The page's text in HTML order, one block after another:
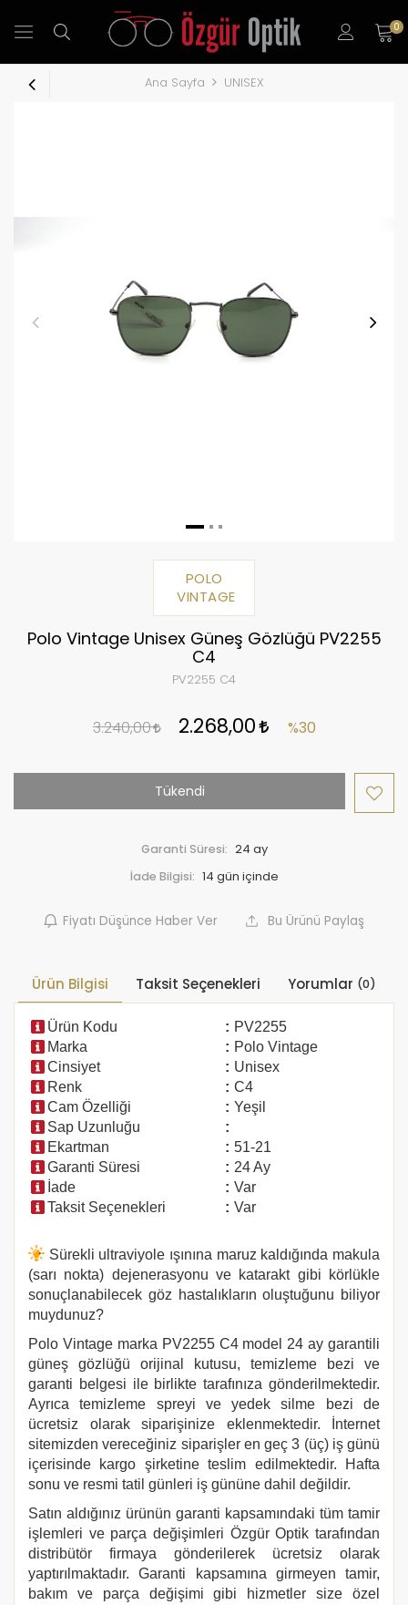
0
Ana Sayfa UNISEX
POLO
VINTAGE
Polo Vintage Unisex Güneş Gözlüğü PV2255
C4
PV2255 C4
3.240,00 2.268,00 %30
Tükendi
Garanti Süresi: 24 ay
İade Bilgisi:
Fiyatı Düşünce Haber Ver Bu Ürünü Paylaş
Ürün Bilgisi Taksit Seçenekleri Yorumlar (0)
Ürün Kodu : PV2255
Marka
: Polo Vintage
Cinsiyet
: Unisex
Renk
: C4
Cam Özelliği
: Yeşil
Sap Uzunluğu
:
Ekartman
: 51-21
Garanti Süresi
: 24 Ay
İade
: Var
Taksit Seçenekleri
: Var
Sürekli ultraviyole ışınına maruz kaldığında makula
(sarı nokta) dejenerasyonu ve katarakt gibi körlükle
sonuçlanabilecek göz hastalıkların oluştuğunu biliyor
muydunuz?
Polo Vintage marka PV2255 C4 model 24 ay garantili
güneş gözlüğü orijinal kutusu, temizleme bezi ve
garanti belgesi ile birlikte tarafınıza gönderilmektedir.
Ayrıca temizleme spreyi ve yedek silme bezi de
ücretsiz olarak siparişinize eklenmektedir. İnternet
sitemizden vereceğiniz siparişler en geç 3 (üç) iş günü
içerisinde kargo şirketine teslim edilmektedir. Hafta
sonu ve resmi tatil günleri iş gününe dahil değildir.
Satın aldığınız ürünün garanti kapsamındaki tüm tamir
işlemleri ve parça değişimleri Özgür Optik tarafından
distribütör firmaya gönderilerek ücretsiz olarak
yaptırılmaktadır. Garanti kapsamına girmeyen tamir,
bakım ve parça değişimi gibi hizmetler size özel